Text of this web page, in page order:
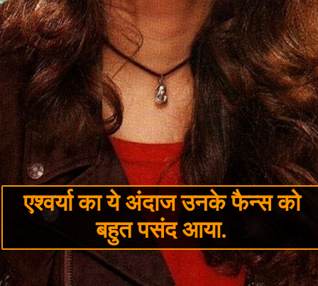
एश्वर्या का ये अंदाज उनके फैन्स को
बहुत पसंद आया.